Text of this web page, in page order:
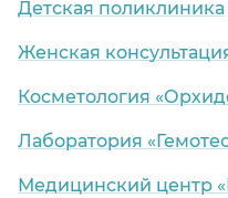
Детская поликлиника
Женская
Косметология
Лаборатория
Медицинский центр